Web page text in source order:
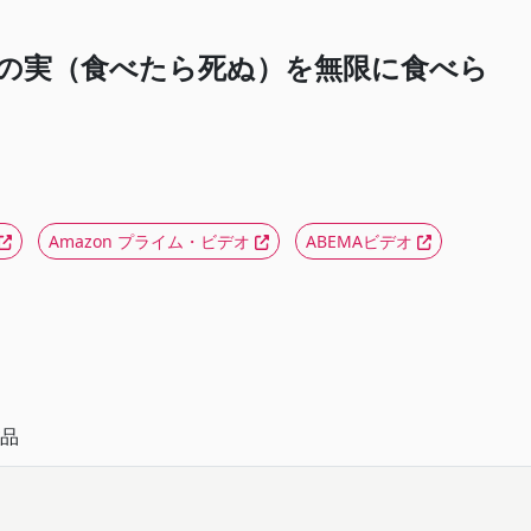
実（食べたら死ぬ）を無限に食べら
Amazon プライム・ビデオ ABEMAビデオ